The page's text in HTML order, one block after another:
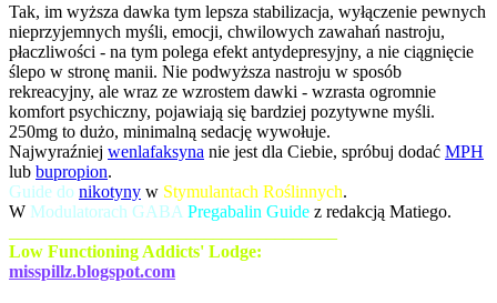
Tak, im wyższa dawka tym lepsza stabilizacja, wyłączenie pewnych
nieprzyjemnych myśli, emocji, chwilowych zawahań nastroju,
płaczliwości - na tym polega efekt antydepresyjny, a nie ciągnięcie
ślepo w stronę manii. Nie podwyższa nastroju w sposób
rekreacyjny, ale wraz ze wzrostem dawki - wzrasta ogromnie
komfort psychiczny, pojawiają się bardziej pozytywne myśli.
250mg to dużo, minimalną sedację wywołuje.
Najwyraźniej wenlafaksyna nie jest dla Ciebie, spróbuj dodać MPH
lub bupropion.
Guide do nikotyny w Stymulantach Roślinnych.
W Modulatorach GABA Pregabalin Guide z redakcją Matiego.
Low Functioning Addicts' Lodge:
misspillz.blogspot.com